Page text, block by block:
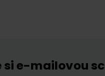
si e-mailovou